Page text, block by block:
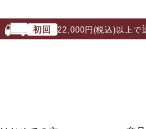
初回 22,000円(税込)以上で